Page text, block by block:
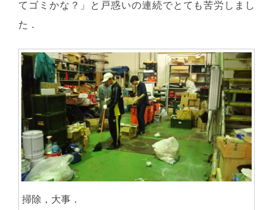
てゴミかな？」と戸惑いの連続でとても苦労しまし
た．
掃除，大事．